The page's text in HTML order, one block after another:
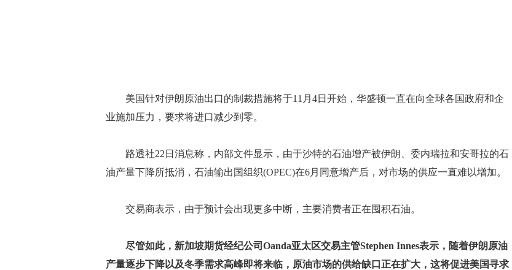
美国针对伊朗原油出口的制裁措施将于11月4日开始，华盛顿一直在向全球各国政府和企
业施加压力，要求将进口减少到零。
路透社22日消息称，内部文件显示，由于沙特的石油增产被伊朗、委内瑞拉和安哥拉的石
油产量下降所抵消，石油输出国组织(OPEC)在6月同意增产后，对市场的供应一直难以增加。
交易商表示，由于预计会出现更多中断，主要消费者正在囤积石油。
尽管如此，新加坡期货经纪公司Oanda亚太区交易主管Stephen Innes表示，随着伊朗原油
产量逐步下降以及冬季需求高峰即将来临，原油市场的供给缺口正在扩大，这将促进美国寻求